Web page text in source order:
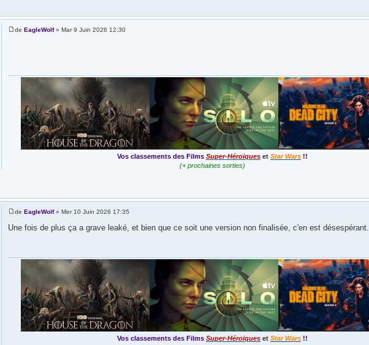
de EagleWolf» Mar 9 Juin 2026 12:30
Vos classements des Films Super-Héroïques et Star Wars !!
(+ prochaines sorties)
de EagleWolf» Mer 10 Juin 2026 17:35
Une fois de plus ça a grave leaké, et bien que ce soit une version non finalisée, c'en est désespérant.
Vos classements des Films Super-Héroïques et Star Wars !!